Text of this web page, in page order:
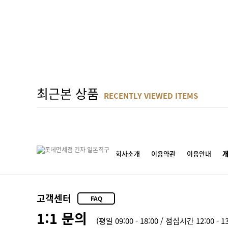
최근본 상품 RECENTLY VIEWED ITEMS
회사소개 이용약관 이용안내
고객센터 FAQ
1:1 문의 (평일 09:00 - 18:00 / 점심시간 12:00 -